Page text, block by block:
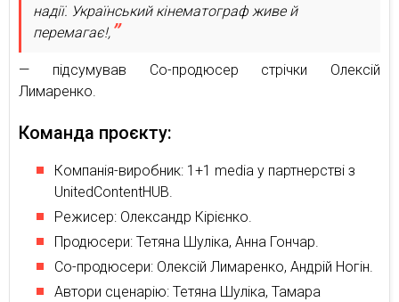
надії. Український кінематограф живе й
перемагає!,
— підсумував Сo-продюсер стрічки Олексій
Лимаренко.
Команда проєкту:
Компанія-виробник: 1+1 media у партнерстві з
UnitedContentHUB.
Режисер: Олександр Кірієнко.
Продюсери: Тетяна Шуліка, Анна Гончар.
Co-продюсери: Олексій Лимаренко, Андрій Ногін.
Автори сценарію: Тетяна Шуліка, Тамара